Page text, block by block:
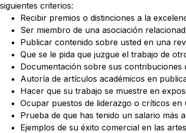
siguientes criterios:
Recibir premios o distinciones a la
Ser miembro de una asociación
Publicar contenido sobre usted en una
Que se le pida que juzgue el trabajo de
Documentación sobre sus
Autoría de artículos académicos en
Hacer que su trabajo se muestre en
Ocupar puestos de liderazgo o críticos en
Prueba de que has tenido un salario más
Ejemplos de su éxito comercial en las